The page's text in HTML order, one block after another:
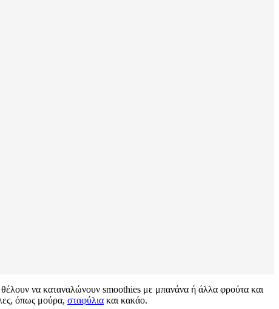
θέλουν να καταναλώνουν smoothies με μπανάνα ή άλλα φρούτα και
όπως μούρα, σταφύλια και κακάο.